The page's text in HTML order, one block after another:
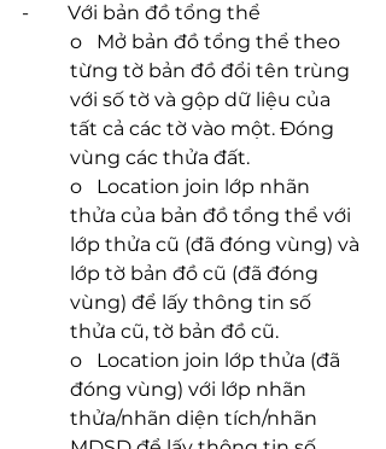
-        Với bản đồ tổng thể
o   Mở bản đồ tổng thể theo
từng tờ bản đồ đổi tên trùng
với số tờ và gộp dữ liệu của
tất cả các tờ vào một. Đóng
vùng các thửa đất.
o   Location join lớp nhãn
thửa của bản đồ tổng thể với
lớp thửa cũ (đã đóng vùng) và
lớp tờ bản đồ cũ (đã đóng
vùng) để lấy thông tin số
thửa cũ, tờ bản đồ cũ.
o   Location join lớp thửa (đã
đóng vùng) với lớp nhãn
thửa/nhãn diện tích/nhãn